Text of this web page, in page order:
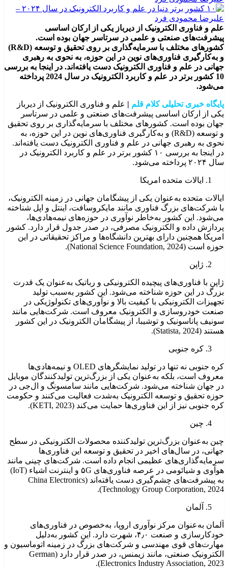
علم و فناوری الکترونیک از دیرباز یکی از ارکان اساسی
پیشرفت‌های صنعتی و علمی در سرتاسر جهان بوده است.
کشورهای مختلف با سرمایه‌گذاری بر روی تحقیق و توسعه (R&D)
و به‌کارگیری فناوری‌های نوین در این حوزه، به نحوی به رهبری
جهانی در علم و فناوری الکترونیک دست یافته‌اند. در اینجا به بررسی
10 کشور برتر در علم و کاربرد الکترونیک در سال 2024 پرداخته
می‌شود.
پایگاه خبری تحلیلی کلام قلم | علم و فناوری الکترونیک از دیرباز
یکی از ارکان اساسی پیشرفت‌های صنعتی و علمی در سرتاسر
جهان بوده است. کشورهای مختلف با سرمایه‌گذاری بر روی تحقیق
و توسعه (R&D) و به‌کارگیری فناوری‌های نوین در این حوزه، به
نحوی به رهبری جهانی در علم و فناوری الکترونیک دست یافته‌اند.
در اینجا به بررسی ۱۰ کشور برتر در علم و کاربرد الکترونیک در
سال ۲۰۲۴ پرداخته می‌شود.
ایالات متحده امریکا
ایالات متحده به‌عنوان یکی از پیشگامان جهانی در زمینه الکترونیک،
با شرکت‌های بزرگ فناوری مانند مایکروسافت، اینتل و اپل شناخته
می‌شود. این کشور به‌خاطر نوآوری در حوزه‌های نیمه‌هادی‌ها،
پردازش داده و الکترونیک مصرفی، در صدر جدول قرار دارد. کشور
امریکا همچنین دارای بهترین دانشگاه‌ها و مراکز تحقیقاتی در این
حوزه است (National Science Foundation, 2024).
ژاپن
ژاپن با فناوری‌های پیچیده الکترونیکی و رباتیک به‌عنوان یک قدرت
بزرگ در این حوزه شناخته می‌شود. این کشور به‌سبب تولید
تجهیزات الکترونیکی با کیفیت بالا و نوآوری‌های تکنولوژیکی در
صنعت خودروسازی و الکترونیک معروف است. شرکت‌هایی مانند
سونیف پاناسونیک و توشیبا، از پیشگامان الکترونیک در این کشور
هستند (Statista, 2024).
کره جنوبی
کره جنوبی نه تنها در تولید نمایشگرهای OLED و نیمه‌هادی‌ها
معروف است، بلکه به‌عنوان یکی از بزرگ‌ترین تولیدکنندگان موبایل
در جهان شناخته می‌شود. شرکت‌هایی مانند سامسونگ و ال‌جی در
حوزه تحقیق و توسعه الکترونیک به‌شدت فعالیت می‌کنند و حکومت
کره جنوبی نیز از این فناوری‌ها حمایت می‌کند (KETI, 2023).
چین
چین به‌عنوان بزرگ‌ترین تولیدکننده محصولات الکترونیکی در سطح
جهانی، در سال‌های اخیر در تحقیق و توسعه این فناوری‌ها
سرمایه‌گذاری‌های عظیمی انجام داده است. شرکت‌های چینی مانند
هوآوی و شیائومی در عرصه فناوری‌های ۵G و اینترنت اشیاء (IoT)
به پیشرفت‌های چشم‌گیری دست یافته‌اند (China Electronics
Technology Group Corporation, 2024).
آلمان
آلمان به‌عنوان مرکز نوآوری اروپا، به‌خصوص در فناوری‌های
خودکارسازی و صنعت ۴٫۰، شهرت دارد. این کشور به‌دلیل
مهارت‌های قوی مهندسی و شرکت‌های بزرگ در زمینه اتوماسیون و
الکترونیک صنعتی، مانند زیمنس، در صدر قرار دارد (German
Electronics Industry Association, 2023).